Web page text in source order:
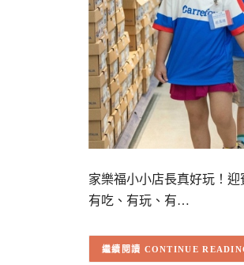
家樂福小小店長真好玩！
有吃、有玩、有…
CONTINUE